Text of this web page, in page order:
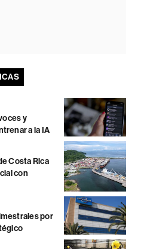
y
a la IA
Costa Rica
con
por